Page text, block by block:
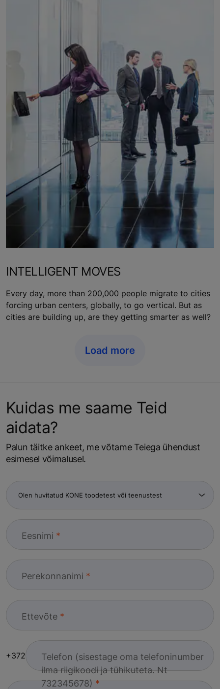
INTELLIGENT MOVES
Every day, more than 200,000 people migrate to cities
forcing urban centers, globally, to go vertical. But as
cities are building up, are they getting smarter as well?
Load more
Kuidas me saame Teid
aidata?
Palun täitke ankeet, me võtame Teiega ühendust
esimesel võimalusel.
Eesnimi
Perekonnanimi
Ettevõte
Telefon (sisestage oma telefoninumber
ilma riigikoodi ja tühikuteta. Nt
732345678)
+372